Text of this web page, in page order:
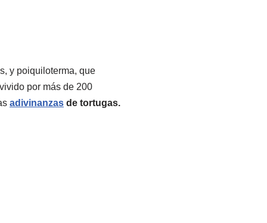
y poiquiloterma, que
por más de 200
adivinanzas de tortugas.